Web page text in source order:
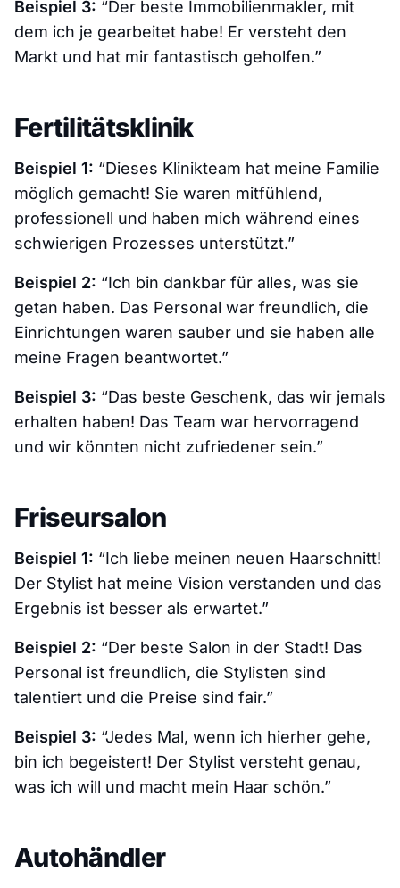
Beispiel 3: “Der beste Immobilienmakler, mit
dem ich je gearbeitet habe! Er versteht den
Markt und hat mir fantastisch geholfen.”
Fertilitätsklinik
Beispiel 1: “Dieses Klinikteam hat meine Familie
möglich gemacht! Sie waren mitfühlend,
professionell und haben mich während eines
schwierigen Prozesses unterstützt.”
Beispiel 2: “Ich bin dankbar für alles, was sie
getan haben. Das Personal war freundlich, die
Einrichtungen waren sauber und sie haben alle
meine Fragen beantwortet.”
Beispiel 3: “Das beste Geschenk, das wir jemals
erhalten haben! Das Team war hervorragend
und wir könnten nicht zufriedener sein.”
Friseursalon
Beispiel 1: “Ich liebe meinen neuen Haarschnitt!
Der Stylist hat meine Vision verstanden und das
Ergebnis ist besser als erwartet.”
Beispiel 2: “Der beste Salon in der Stadt! Das
Personal ist freundlich, die Stylisten sind
talentiert und die Preise sind fair.”
Beispiel 3: “Jedes Mal, wenn ich hierher gehe,
bin ich begeistert! Der Stylist versteht genau,
was ich will und macht mein Haar schön.”
Autohändler